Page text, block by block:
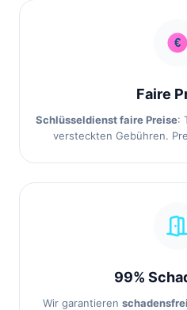
Faire
Schlüsseldienst faire Preise:
versteckten Gebühren.
99%
Wir garantieren